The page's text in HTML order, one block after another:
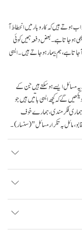
ہیں کہ کاروبار میں انحطاط آ
ہو جاتا ہے۔ بعض دفعہ ہمیں کوئی
ہے، ہم بیمار ہو جاتے ہیں۔ ایسی
یہ مسائل ایسے ہو سکتے ہیں جن کے
گے کہ کچھ ایسی باتیں ہیں جو
ہماری فکرمندی، ہمارے خوف
مائل بہ تکرار مسائل" (سنسار)۔